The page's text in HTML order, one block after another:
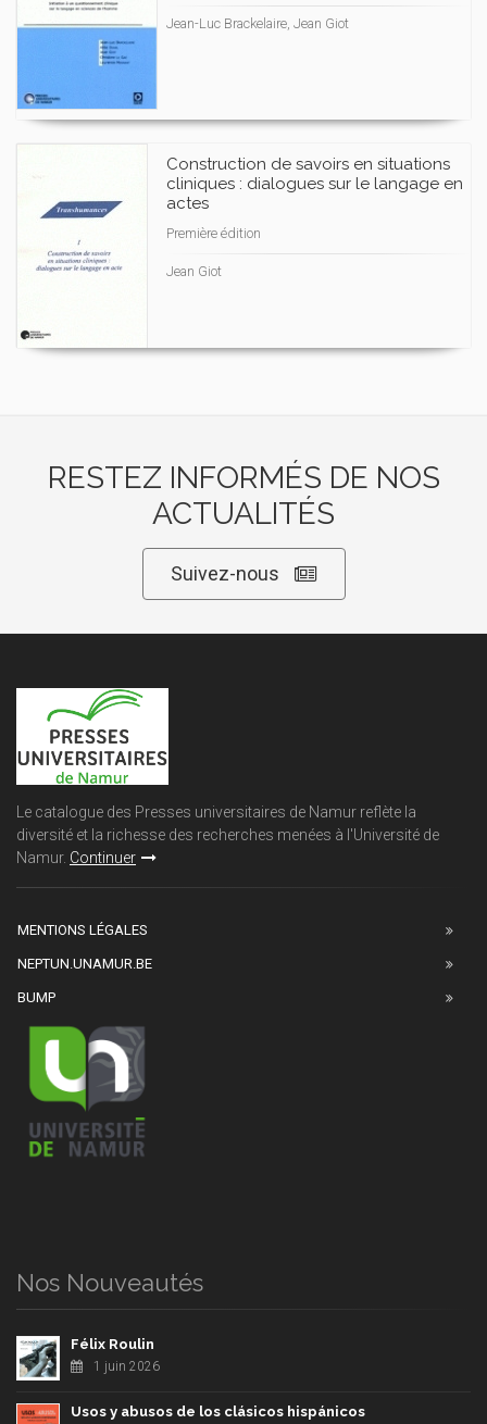
Jean-Luc Brackelaire, Jean Giot
Construction de savoirs en situations
cliniques : dialogues sur le langage en
actes
Première édition
Jean Giot
RESTEZ INFORMÉS DE NOS
ACTUALITÉS
Suivez-nous
Le catalogue des Presses universitaires de Namur reflète la
diversité et la richesse des recherches menées à l'Université de
Namur. Continuer
MENTIONS LÉGALES
NEPTUN.UNAMUR.BE
BUMP
Nos Nouveautés
Félix Roulin
1 juin 2026
Usos y abusos de los clásicos hispánicos